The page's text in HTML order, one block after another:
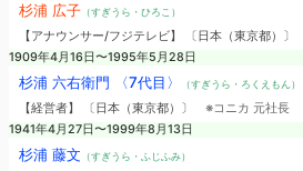
杉浦 広子（すぎうら・ひろこ）
【アナウンサー/フジテレビ】 〔日本（東京都）〕
1909年4月16日〜1995年5月28日
杉浦 六右衛門 〈7代目〉 （すぎうら・ろくえもん）
【経営者】 〔日本（東京都）〕 ※コニカ 元社長
1941年4月27日〜1999年8月13日
杉浦 藤文 （すぎうら・ふじふみ）